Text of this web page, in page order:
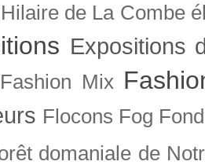
de La Combe
Expositions
Fashion Mix
Flocons Fog
domaniale de